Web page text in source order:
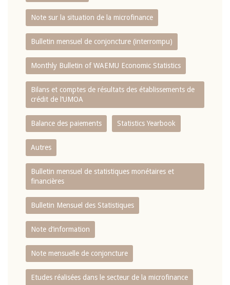
Note sur la situation de la microfinance
Bulletin mensuel de conjoncture (interrompu)
Monthly Bulletin of WAEMU Economic Statistics
Bilans et comptes de résultats des établissements de
crédit de l‘UMOA
Balance des paiements Statistics Yearbook
Autres
Bulletin mensuel de statistiques monétaires et
financières
Bulletin Mensuel des Statistiques
Note d’information
Note mensuelle de conjoncture
Etudes réalisées dans le secteur de la microfinance